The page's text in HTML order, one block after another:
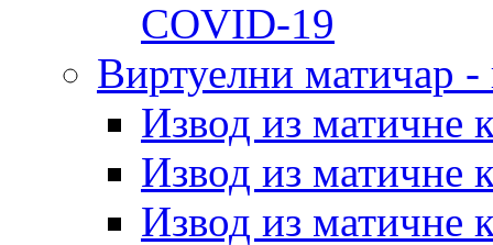
COVID-19
Виртуелни матичар -
Извод из матичне
Извод из матичне
Извод из матичне